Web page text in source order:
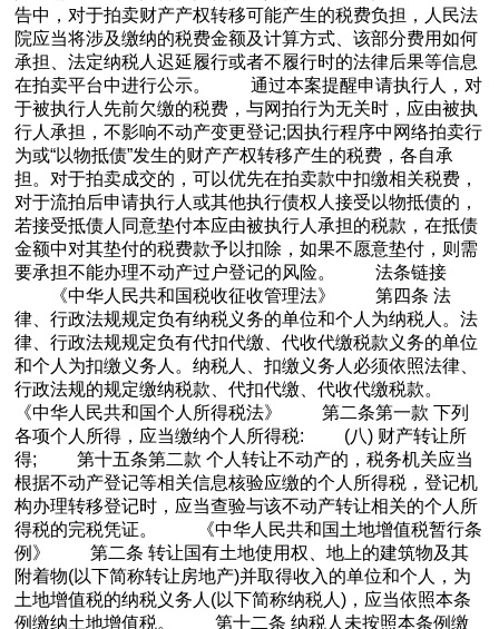
告中，对于拍卖财产产权转移可能产生的税费负担，人民法
院应当将涉及缴纳的税费金额及计算方式、该部分费用如何
承担、法定纳税人迟延履行或者不履行时的法律后果等信息
在拍卖平台中进行公示。 通过本案提醒申请执行人，对
于被执行人先前欠缴的税费，与网拍行为无关时，应由被执
行人承担，不影响不动产变更登记;因执行程序中网络拍卖行
为或“以物抵债”发生的财产产权转移产生的税费，各自承
担。对于拍卖成交的，可以优先在拍卖款中扣缴相关税费，
对于流拍后申请执行人或其他执行债权人接受以物抵债的，
若接受抵债人同意垫付本应由被执行人承担的税款，在抵债
金额中对其垫付的税费款予以扣除，如果不愿意垫付，则需
要承担不能办理不动产过户登记的风险。 法条链接
《中华人民共和国税收征收管理法》 第四条 法
律、行政法规规定负有纳税义务的单位和个人为纳税人。法
律、行政法规规定负有代扣代缴、代收代缴税款义务的单位
和个人为扣缴义务人。纳税人、扣缴义务人必须依照法律、
行政法规的规定缴纳税款、代扣代缴、代收代缴税款。
《中华人民共和国个人所得税法》 第二条第一款 下列
各项个人所得，应当缴纳个人所得税: (八) 财产转让所
得; 第十五条第二款 个人转让不动产的，税务机关应当
根据不动产登记等相关信息核验应缴的个人所得税，登记机
构办理转移登记时，应当查验与该不动产转让相关的个人所
得税的完税凭证。 《中华人民共和国土地增值税暂行条
例》 第二条 转让国有土地使用权、地上的建筑物及其
附着物(以下简称转让房地产)并取得收入的单位和个人，为
土地增值税的纳税义务人(以下简称纳税人)，应当依照本条
例缴纳土地增值税。 第十二条 纳税人未按照本条例缴